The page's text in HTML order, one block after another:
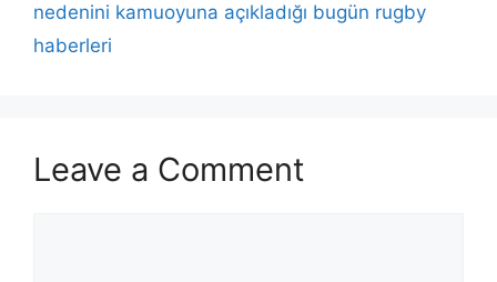
nedenini kamuoyuna açıkladığı bugün rugby
haberleri
Leave a Comment